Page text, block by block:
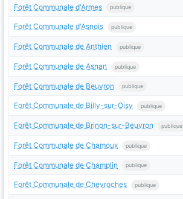
Forêt Communale d'Armes publique
Forêt Communale d'Asnois publique
Forêt Communale de Anthien publique
Forêt Communale de Asnan publique
Forêt Communale de Beuvron publique
Forêt Communale de Billy-sur-Oisy publique
Forêt Communale de Brinon-sur-Beuvron publique
Forêt Communale de Chamoux publique
Forêt Communale de Champlin publique
Forêt Communale de Chevroches publique